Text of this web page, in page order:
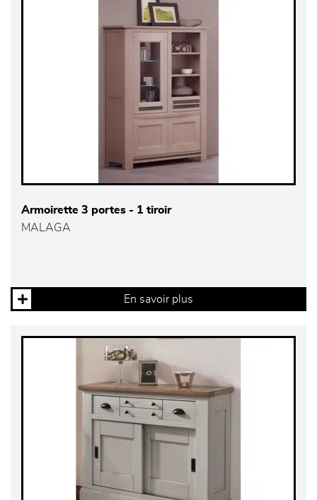
Armoirette 3 portes - 1 tiroir
MALAGA
En savoir plus